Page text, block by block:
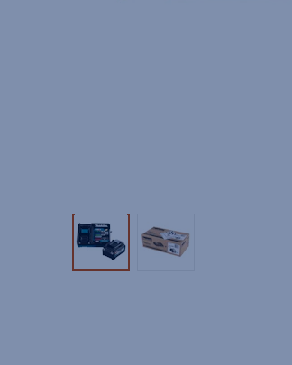
Tuotekuva 1Tuotekuva 2